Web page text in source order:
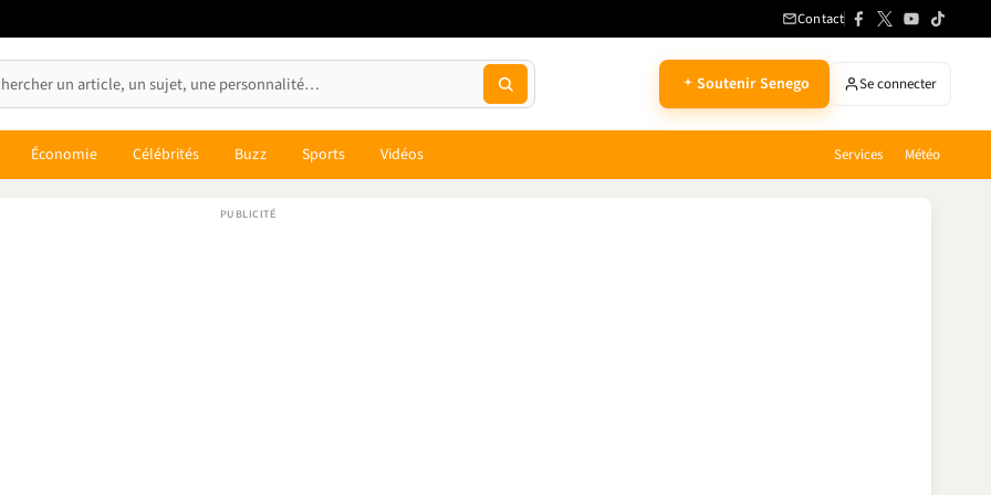
Contact
Soutenir Senego Se connecter
Économie Célébrités Buzz Sports Vidéos Services Météo